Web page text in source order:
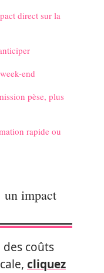
direct sur la
end
pèse, plus
rapide ou
un impact
coûts
cliquez